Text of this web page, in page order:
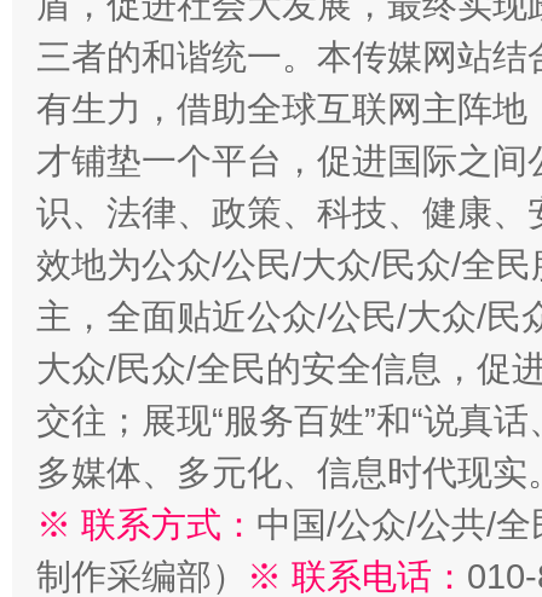
三者的和谐统一。本传媒网站
有生力，借助全球互联网主阵
才铺垫一个平台，促进国际之
识、法律、政策、科技、健康
效地为公众/公民/大众/民众/全
主，全面贴近公众/公民/大众/民
大众/民众/全民的安全信息，促
交往；展现“服务百姓”和“说真
多媒体、多元化、信息时代现实
※ 联系方式： 中国/公众/公共/
制作采编部）
※ 联系电话：